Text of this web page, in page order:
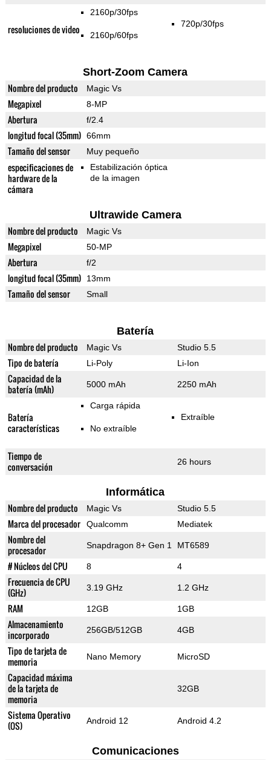
resoluciones de video
2160p/30fps
2160p/60fps
720p/30fps
Short-Zoom Camera
Nombre del producto Magic Vs
Megapixel 8-MP
Abertura f/2.4
longitud focal (35mm) 66mm
Tamaño del sensor Muy pequeño
especificaciones de
hardware de la
cámara
Estabilización óptica
de la imagen
Ultrawide Camera
Nombre del producto Magic Vs
Megapixel 50-MP
Abertura f/2
longitud focal (35mm) 13mm
Tamaño del sensor Small
Batería
Nombre del producto Magic Vs Studio 5.5
Tipo de batería Li-Poly Li-Ion
Capacidad de la
batería (mAh)
5000 mAh 2250 mAh
Batería
características
Carga rápida
No extraíble
Extraíble
Tiempo de
conversación
26 hours
Informática
Nombre del producto Magic Vs Studio 5.5
Marca del procesador Qualcomm Mediatek
Nombre del
procesador
Snapdragon 8+ Gen 1 MT6589
# Núcleos del CPU 8 4
Frecuencia de CPU
(GHz)
3.19 GHz 1.2 GHz
RAM 12GB 1GB
Almacenamiento
incorporado
256GB/512GB 4GB
Tipo de tarjeta de
memoria
Nano Memory MicroSD
Capacidad máxima
de la tarjeta de
memoria
32GB
Sistema Operativo
(OS)
Android 12 Android 4.2
Comunicaciones